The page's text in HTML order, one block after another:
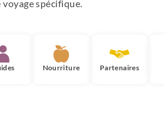
voyage spécifique.
Nourriture Partenaires